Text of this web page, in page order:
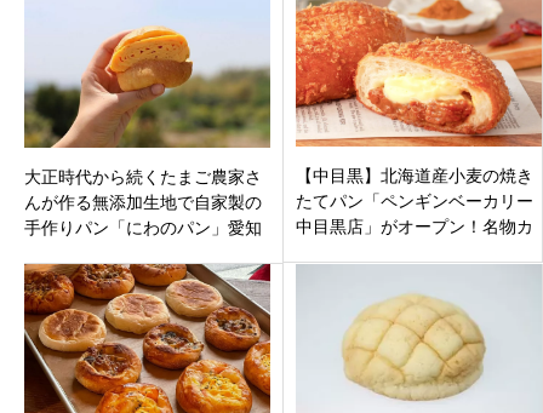
大正時代から続くたまご農家さ
んが作る無添加生地で自家製の
手作りパン「にわのパン」愛知
プン！
【中目黒】北海道産小麦の焼き
たてパン「ペンギンベーカリー
中目黒店」がオープン！名物カ